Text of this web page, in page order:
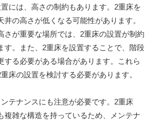
には、高さの制約もあります。2重床を
井の高さが低くなる可能性があります。
さが重要な場所では、2重床の設置が制約
す。また、2重床を設置することで、階段
する必要がある場合があります。これら
床の設置を検討する必要があります。
テナンスにも注意が必要です。2重床
複雑な構造を持っているため、メンテナ